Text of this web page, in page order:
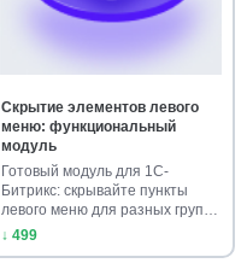
Скрытие элементов левого
меню: функциональный
модуль
Готовый модуль для 1С-
Битрикс: скрывайте пункты
левого меню для разных групп
пол…
↓ 499